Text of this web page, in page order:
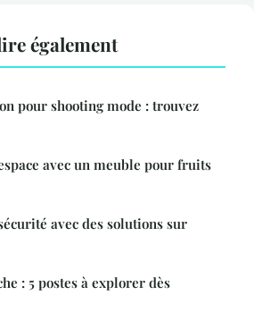
également
pour shooting mode : trouvez
avec un meuble pour fruits
avec des solutions sur
: 5 postes à explorer dès